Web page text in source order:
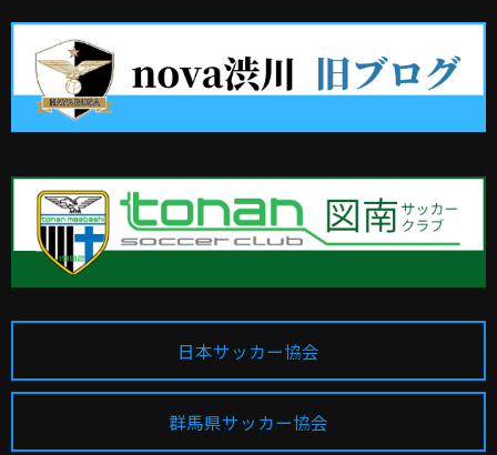
日本サッカー協会
群馬県サッカー協会